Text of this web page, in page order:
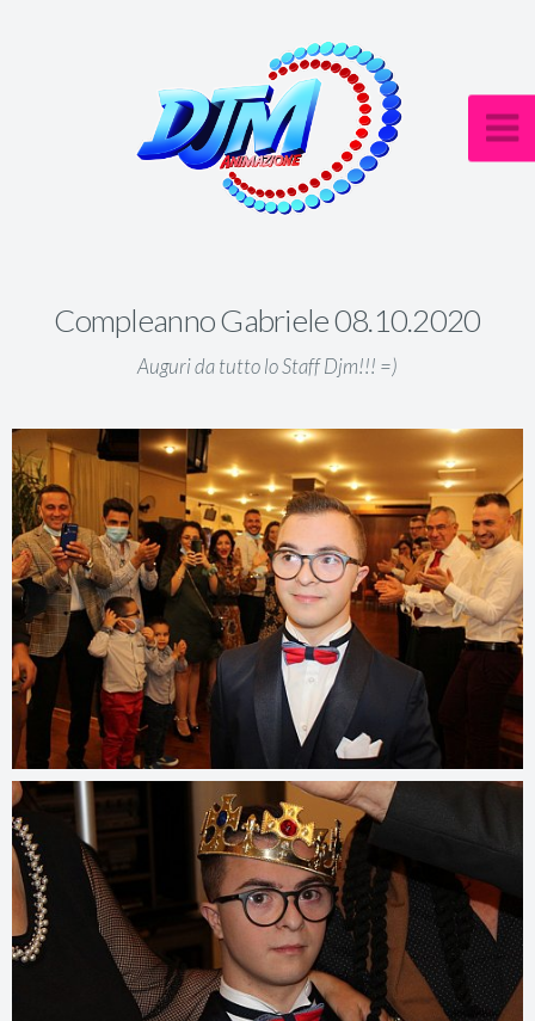
Compleanno Gabriele 08.10.2020
Auguri da tutto lo Staff Djm!!! =)